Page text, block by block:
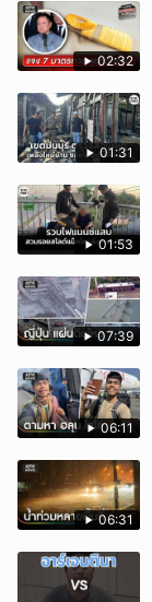
02:32
01:31
01:53
07:39
06:11
06:31